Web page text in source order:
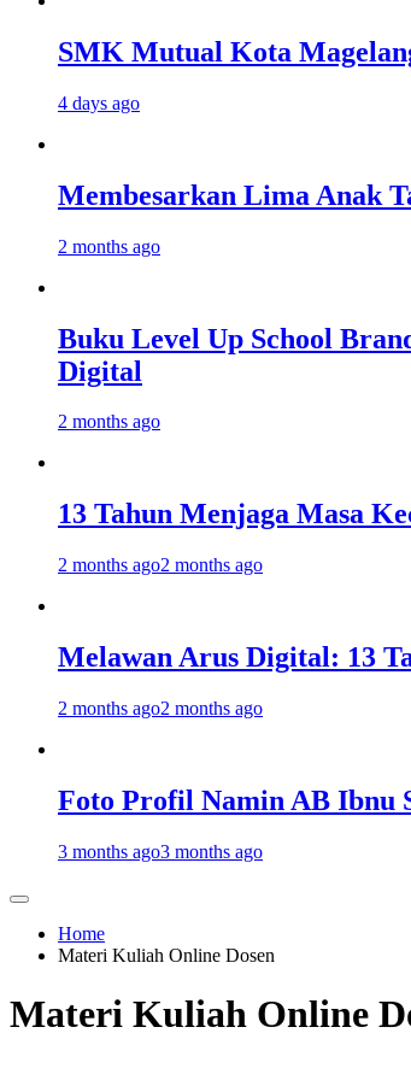
SMK Mutual Kota
4 days ago
Membesarkan Lima Anak
2 months ago
Buku Level Up School
Digital
2 months ago
13 Tahun Menjaga Masa
2 months ago2 months ago
Melawan Arus Digital: 13
2 months ago2 months ago
Foto Profil Namin AB Ibnu
3 months ago3 months ago
Home
Materi Kuliah Online Dosen
Materi Kuliah Online